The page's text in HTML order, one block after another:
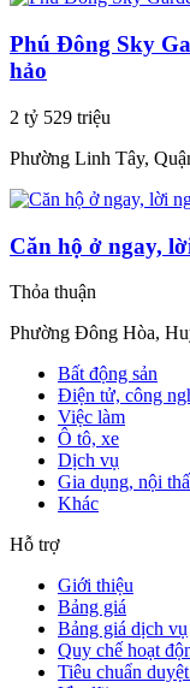
Phú Đông Sky
hảo
2 tỷ 529 triệu
Phường Linh Tây,
Căn hộ ở ngay,
Thỏa thuận
Phường Đông Hòa,
Bất động sản
Điện tử, công
Việc làm
Ô tô, xe
Dịch vụ
Gia dụng, nội
Khác
Hỗ trợ
Giới thiệu
Bảng giá
Bảng giá dịch vụ
Quy chế hoạt
Tiêu chuẩn